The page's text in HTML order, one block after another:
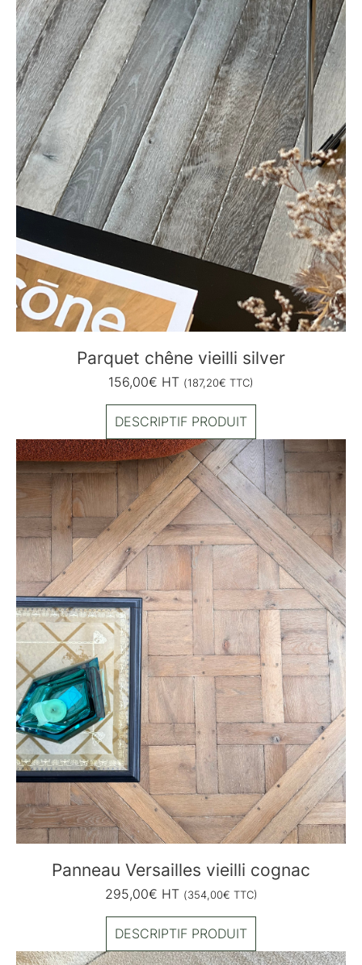
Parquet chêne vieilli silver
156,00€ HT (187,20€ TTC)
DESCRIPTIF PRODUIT
Panneau Versailles vieilli cognac
295,00€ HT (354,00€ TTC)
DESCRIPTIF PRODUIT